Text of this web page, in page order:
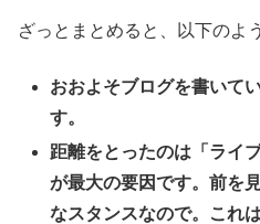
ざっとまとめると、以下のよ
おおよそブログを書いて
す。
距離をとったのは「ライ
が最大の要因です。前を
なスタンスなので。これ